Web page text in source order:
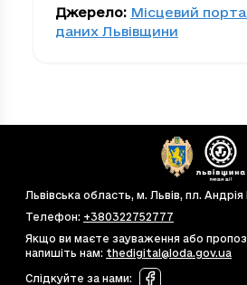
Джерело: Місцевий
даних Львівщини
Львівська область, м. Львів, пл. Андрія
Телефон: +380322752777
Якщо ви маєте зауваження або
напишіть нам: thedigital@loda.gov.ua
Слідкуйте за нами: